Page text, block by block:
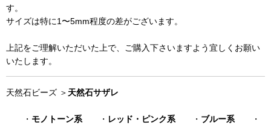
す。
サイズは特に1〜5mm程度の差がございます。
上記をご理解いただいた上で、ご購入下さいますよう宜しくお願い
いたします。
天然石ビーズ ＞ 天然石サザレ
・ モノトーン系 ・ レッド・ピンク系 ・ ブルー系 ・